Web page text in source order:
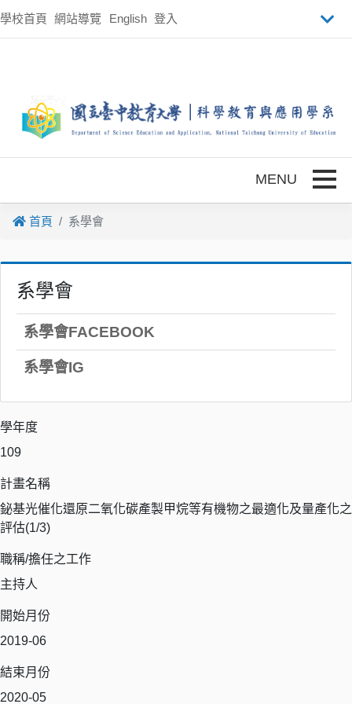
學校首頁 網站導覽 English 登入
首頁 系學會
系學會
系學會FACEBOOK
系學會IG
學年度
109
計畫名稱
鉍基光催化還原二氧化碳產製甲烷等有機物之最適化及量產化之
評估(1/3)
職稱/擔任之工作
主持人
開始月份
2019-06
結束月份
2020-05